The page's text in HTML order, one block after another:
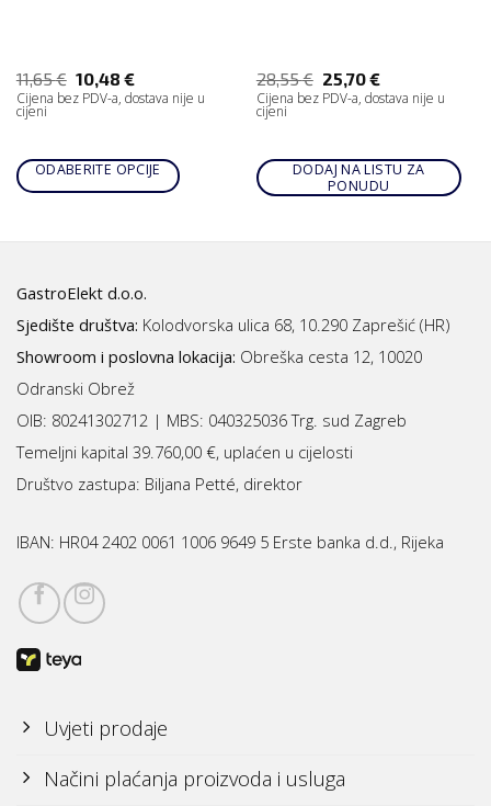
11,65€ 10,48€
Cijena bez PDV-a, dostava nije u
cijeni
ODABERITE OPCIJE
28,55€ 25,70€
Cijena bez PDV-a, dostava nije u
cijeni
DODAJ NA LISTU ZA
PONUDU
GastroElekt d.o.o.
Sjedište društva: Kolodvorska ulica 68, 10.290 Zaprešić (HR)
Showroom i poslovna lokacija: Obreška cesta 12, 10020
Odranski Obrež
OIB: 80241302712 | MBS: 040325036 Trg. sud Zagreb
Temeljni kapital 39.760,00 €, uplaćen u cijelosti
Društvo zastupa: Biljana Petté, direktor
IBAN: HR04 2402 0061 1006 9649 5 Erste banka d.d., Rijeka
Uvjeti prodaje
Načini plaćanja proizvoda i usluga